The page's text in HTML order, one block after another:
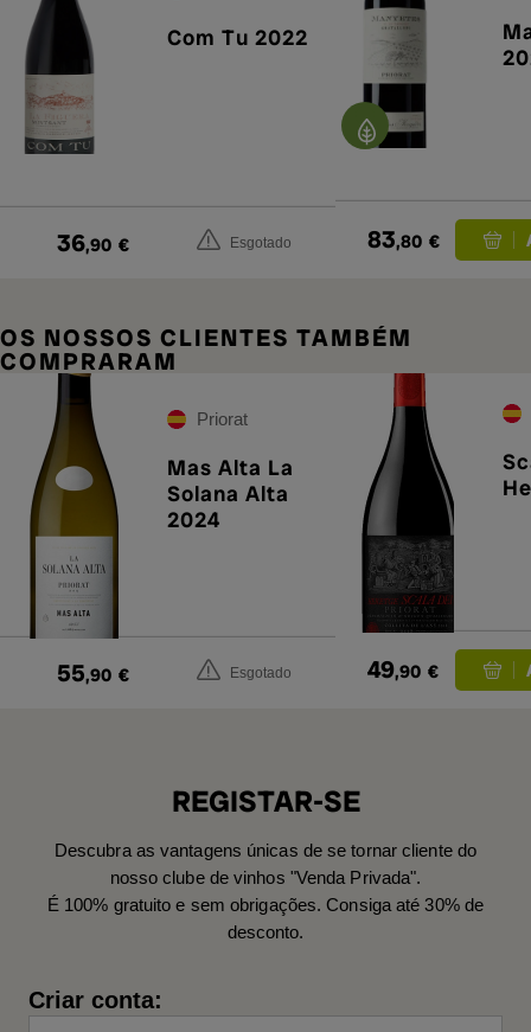
Com Tu 2022
36,90 € Esgotado 83,80 €
OS NOSSOS CLIENTES TAMBÉM
COMPRARAM
Priorat
Mas Alta La
Solana Alta
2024
55,90 € Esgotado 49,90 €
REGISTAR-SE
Descubra as vantagens únicas de se tornar cliente do
nosso clube de vinhos "Venda Privada".
É 100% gratuito e sem obrigações. Consiga até 30% de
desconto.
Criar conta: